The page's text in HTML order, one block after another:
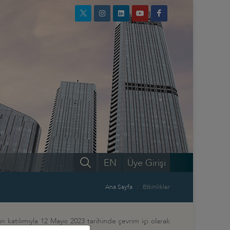
Üye Girişi
EN
Ana Sayfa Etkinlikler
12 Mayıs 2023 tarihinde çevrim içi olarak